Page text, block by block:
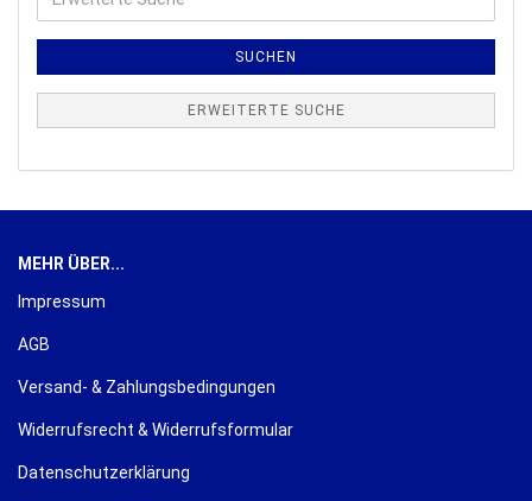
Suche
SUCHEN
ERWEITERTE SUCHE
MEHR ÜBER...
Impressum
AGB
Versand- & Zahlungsbedingungen
Widerrufsrecht & Widerrufsformular
Datenschutzerklärung